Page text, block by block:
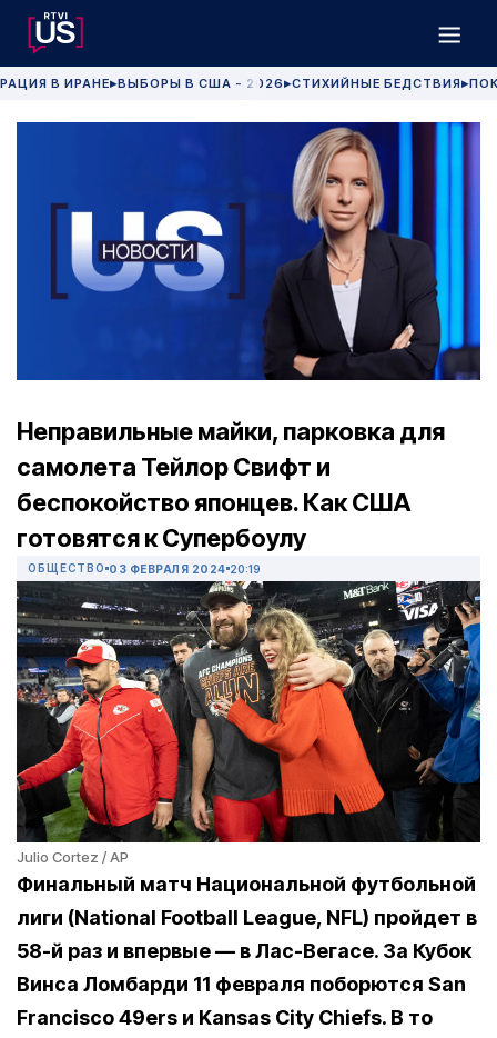
В ИРАНЕ▶ВЫБОРЫ В США - 2026 ▶СТИХИЙНЫЕ БЕДСТВИЯ▶
Неправильные майки, парковка для
самолета Тейлор Свифт и
беспокойство японцев. Как США
готовятся к Супербоулу
ОБЩЕСТВО 03 ФЕВРАЛЯ 2024 20:19
Julio Cortez / AP
Финальный матч Национальной футбольной
лиги (National Football League, NFL) пройдет в
58-й раз и впервые — в Лас-Вегасе. За Кубок
Винса Ломбарди 11 февраля поборются San
Francisco 49ers и Kansas City Chiefs. В то